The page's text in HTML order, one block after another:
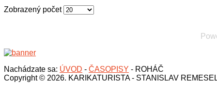
Zobrazený počet
Nachádzate sa: ÚVOD - ČASOPISY - ROHÁČ
Copyright © 2026. KARIKATURISTA - STANISLAV